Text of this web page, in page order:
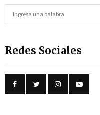
c
f
r
Redes Sociales